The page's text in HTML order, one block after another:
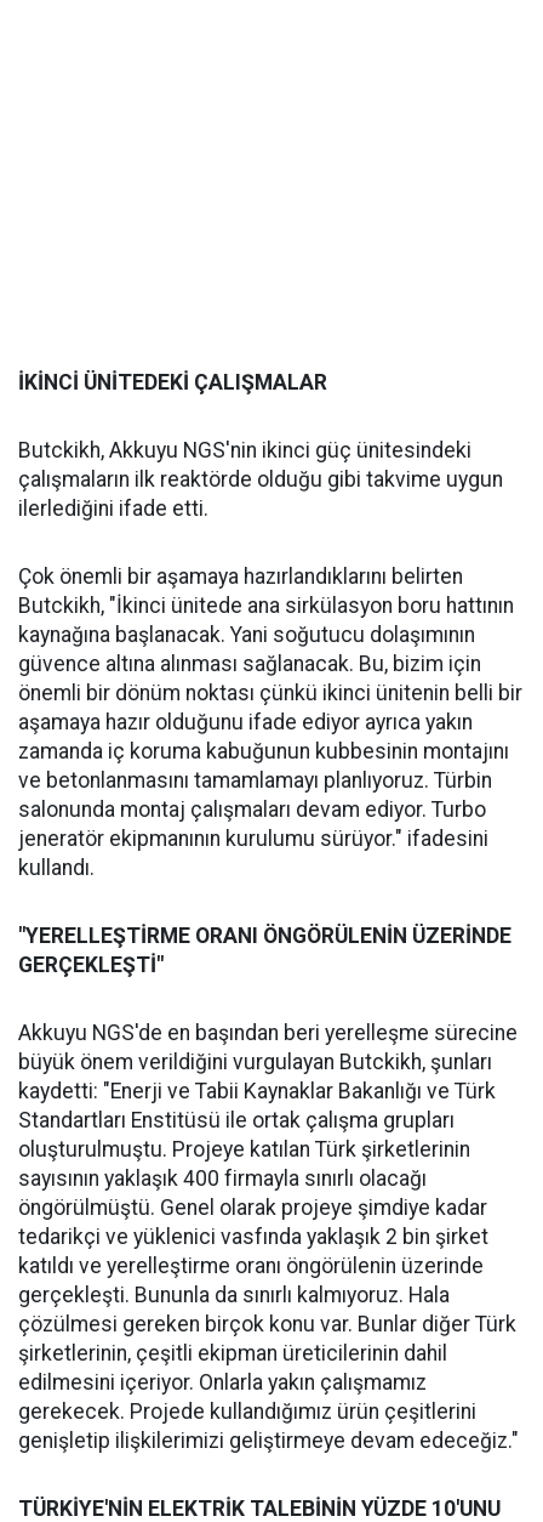
İKİNCİ ÜNİTEDEKİ ÇALIŞMALAR
Butckikh, Akkuyu NGS'nin ikinci güç ünitesindeki
çalışmaların ilk reaktörde olduğu gibi takvime uygun
ilerlediğini ifade etti.
Çok önemli bir aşamaya hazırlandıklarını belirten
Butckikh, "İkinci ünitede ana sirkülasyon boru hattının
kaynağına başlanacak. Yani soğutucu dolaşımının
güvence altına alınması sağlanacak. Bu, bizim için
önemli bir dönüm noktası çünkü ikinci ünitenin belli bir
aşamaya hazır olduğunu ifade ediyor ayrıca yakın
zamanda iç koruma kabuğunun kubbesinin montajını
ve betonlanmasını tamamlamayı planlıyoruz. Türbin
salonunda montaj çalışmaları devam ediyor. Turbo
jeneratör ekipmanının kurulumu sürüyor." ifadesini
kullandı.
"YERELLEŞTİRME ORANI ÖNGÖRÜLENİN ÜZERİNDE
GERÇEKLEŞTİ"
Akkuyu NGS'de en başından beri yerelleşme sürecine
büyük önem verildiğini vurgulayan Butckikh, şunları
kaydetti: "Enerji ve Tabii Kaynaklar Bakanlığı ve Türk
Standartları Enstitüsü ile ortak çalışma grupları
oluşturulmuştu. Projeye katılan Türk şirketlerinin
sayısının yaklaşık 400 firmayla sınırlı olacağı
öngörülmüştü. Genel olarak projeye şimdiye kadar
tedarikçi ve yüklenici vasfında yaklaşık 2 bin şirket
katıldı ve yerelleştirme oranı öngörülenin üzerinde
gerçekleşti. Bununla da sınırlı kalmıyoruz. Hala
çözülmesi gereken birçok konu var. Bunlar diğer Türk
şirketlerinin, çeşitli ekipman üreticilerinin dahil
edilmesini içeriyor. Onlarla yakın çalışmamız
gerekecek. Projede kullandığımız ürün çeşitlerini
genişletip ilişkilerimizi geliştirmeye devam edeceğiz."
TÜRKİYE'NİN ELEKTRİK TALEBİNİN YÜZDE 10'UNU